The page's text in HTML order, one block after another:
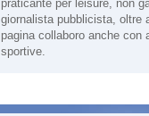
praticante per leisure, non
giornalista pubblicista, oltre
pagina collaboro anche con
sportive.